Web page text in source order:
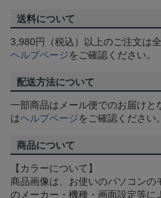
送料について
3,980円（税込）以上のご注文は
ヘルプページをご確認ください。
配送方法について
一部商品はメール便でのお届けと
はヘルプページをご確認ください。
商品について
【カラーについて】
商品画像は、お使いのパソコンの
のメーカー・機種・画面設定等に